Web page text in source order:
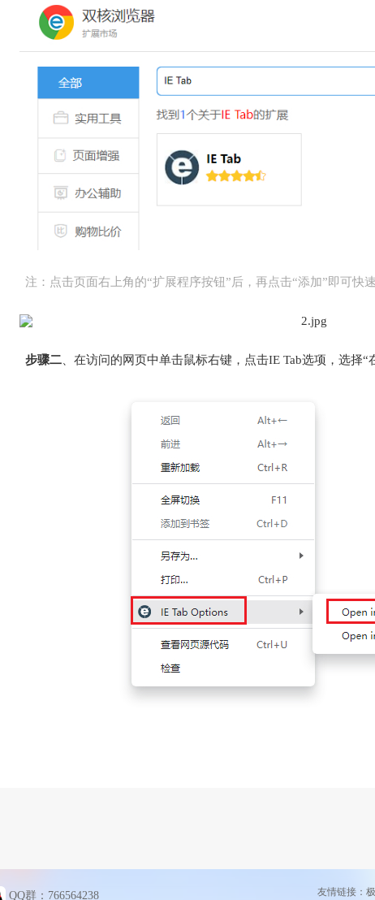
注：点击页面右上角的“扩展程序按钮”后，再点击“添加”即可快
步骤二 、在访问的网页中单击鼠标右键，点击IE Tab选项，选择“
QQ群： 766564238 友情链接：